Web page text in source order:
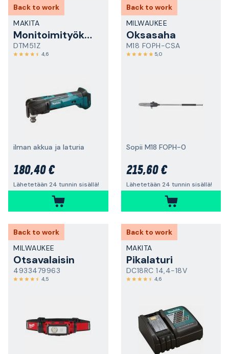
Back to work
MAKITA
Monitoimityökalu
DTM51Z
4,6
ilman akkua ja laturia
180,40 €
Lähetetään 24 tunnin sisällä!
Back to work
MILWAUKEE
Oksasaha
M18 FOPH-CSA
5,0
Sopii M18 FOPH-0
215,60 €
Lähetetään 24 tunnin sisällä!
Back to work
MILWAUKEE
Otsavalaisin
4933479963
4,5
Back to work
MAKITA
Pikalaturi
DC18RC 14,4-18V
4,6